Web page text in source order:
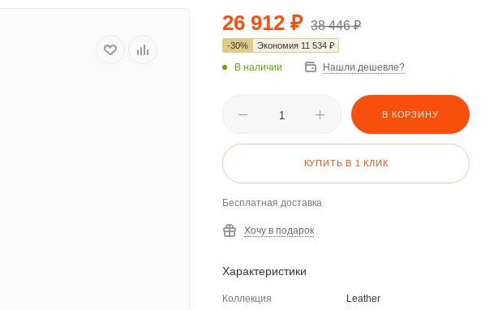
26 912 ₽ 38 446₽
-30% Экономия 11 534 ₽
В наличии Нашли дешевле?
В КОРЗИНУ
КУПИТЬ В 1 КЛИК
Бесплатная доставка
Хочу в подарок
Характеристики
Коллекция
Leather